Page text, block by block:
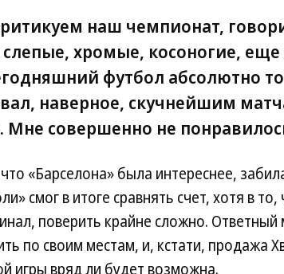
наш чемпионат,
хромые, косоногие, еще
футбол абсолютно
наверное, скучнейшим
Мне совершенно не
«Барселона» была интереснее,
смог в итоге сравнять счет, хотя в
поверить крайне сложно. Ответный
по своим местам, и, кстати, продажа
игры вряд ли будет возможна.